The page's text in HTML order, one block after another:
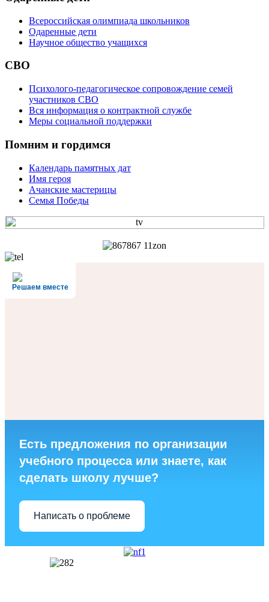
Всероссийская олимпиада школьников
Одаренные дети
Научное общество учащихся
СВО
Психолого-педагогическое сопровождение семей
участников СВО
Вся информация о контрактной службе
Меры социальной поддержки
Помним и гордимся
Календарь памятных дат
Имя героя
Ачанские мастерицы
Семья Победы
Решаем вместе
Есть предложения по организации
учебного процесса или знаете, как
сделать школу лучше?
Написать о проблеме